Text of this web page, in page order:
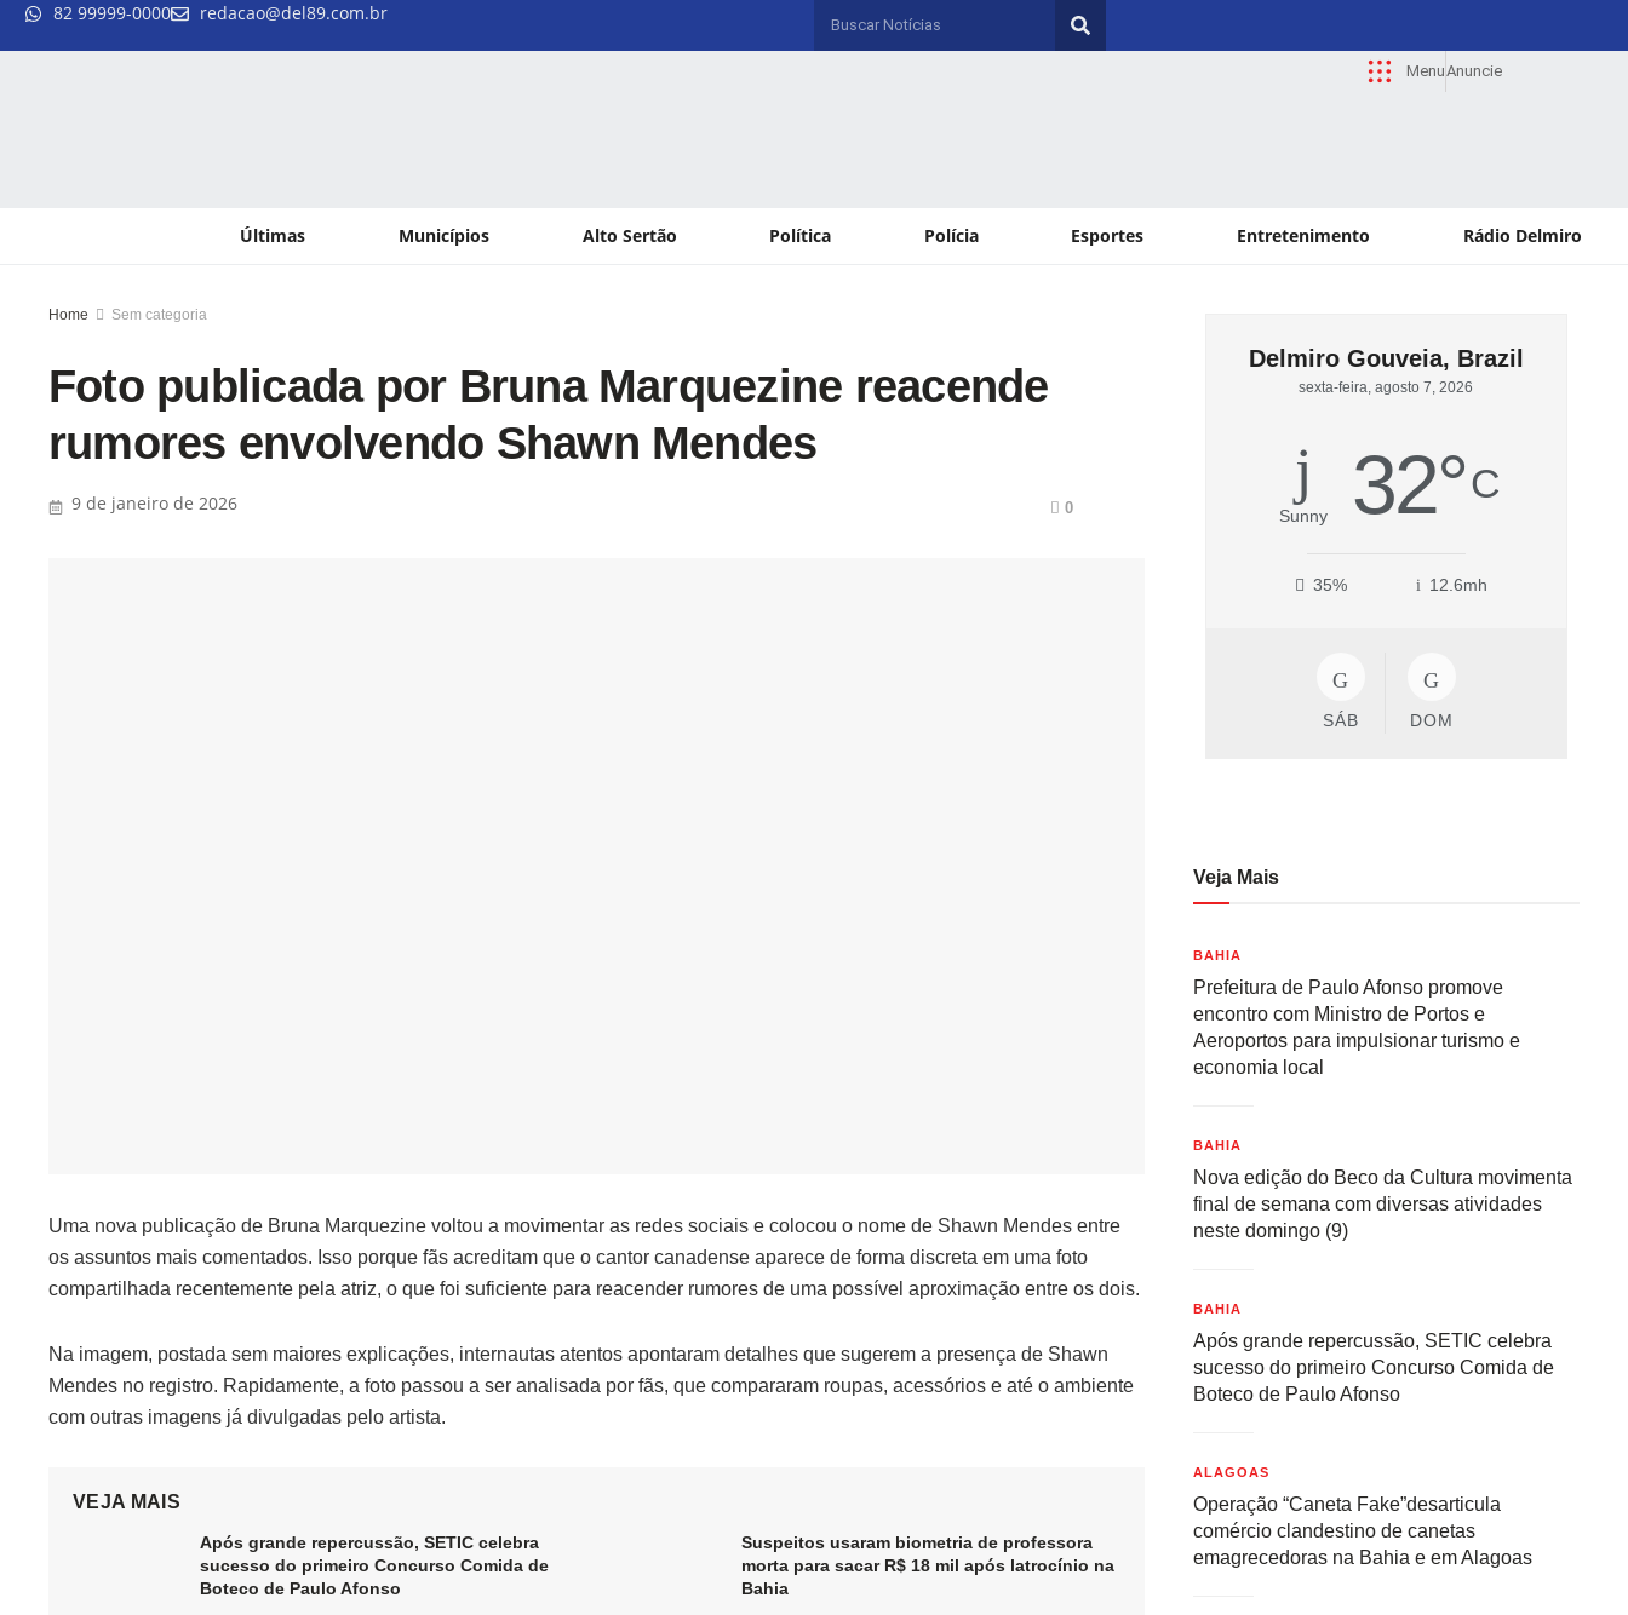
82 99999-0000 redacao@del89.com.br
MenuAnuncie
Últimas Municípios Alto Sertão Política Polícia Esportes Entretenimento Rádio Delmiro
Home Sem categoria
Foto publicada por Bruna Marquezine reacende
rumores envolvendo Shawn Mendes
9 de janeiro de 2026 0
Uma nova publicação de Bruna Marquezine voltou a movimentar as redes sociais e colocou o nome de Shawn Mendes entre
os assuntos mais comentados. Isso porque fãs acreditam que o cantor canadense aparece de forma discreta em uma foto
compartilhada recentemente pela atriz, o que foi suficiente para reacender rumores de uma possível aproximação entre os dois.
Na imagem, postada sem maiores explicações, internautas atentos apontaram detalhes que sugerem a presença de Shawn
Mendes no registro. Rapidamente, a foto passou a ser analisada por fãs, que compararam roupas, acessórios e até o ambiente
com outras imagens já divulgadas pelo artista.
VEJA MAIS
Após grande repercussão, SETIC celebra
sucesso do primeiro Concurso Comida de
Boteco de Paulo Afonso
Suspeitos usaram biometria de professora
morta para sacar R$ 18 mil após latrocínio na
Bahia
Delmiro Gouveia, Brazil
sexta-feira, agosto 7, 2026
Sunny 32°C
35% 12.6mh
SÁB DOM
Veja Mais
BAHIA
Prefeitura de Paulo Afonso promove
encontro com Ministro de Portos e
Aeroportos para impulsionar turismo e
economia local
BAHIA
Nova edição do Beco da Cultura movimenta
final de semana com diversas atividades
neste domingo (9)
BAHIA
Após grande repercussão, SETIC celebra
sucesso do primeiro Concurso Comida de
Boteco de Paulo Afonso
ALAGOAS
Operação “Caneta Fake”desarticula
comércio clandestino de canetas
emagrecedoras na Bahia e em Alagoas